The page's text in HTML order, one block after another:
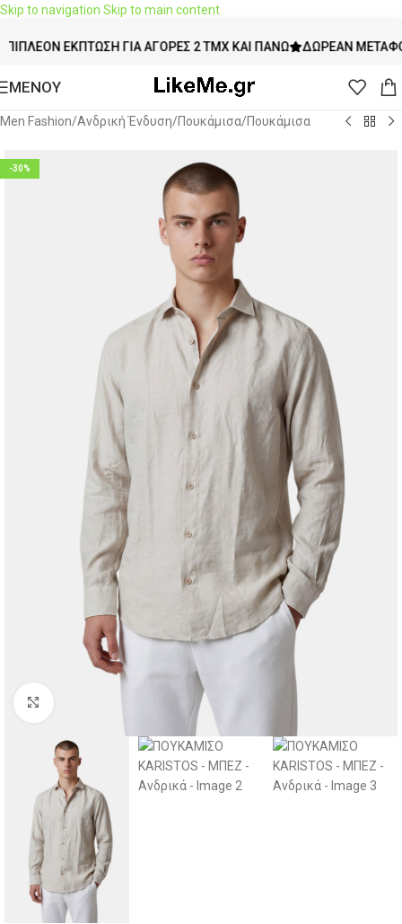
Skip to navigation Skip to main content
ΈΚΠΤΩΣΗ ΓΙΑ ΑΓΟΡΈΣ 2 ΤΜΧ ΚΑΙ ΠΆΝΩ ΔΩΡΕΆΝ ΜΕΤΑΦΟΡΙΚΆ
ΜΕΝΟΥ
Men Fashion/Ανδρική Ένδυση/Πουκάμισα/Πουκάμισα
-30%